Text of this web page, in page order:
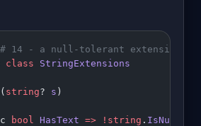
14 - a null-tolerant extension
class StringExtensions
( string? s )
bool HasText => ! string .